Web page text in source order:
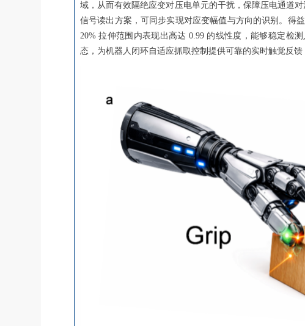
域，从而有效隔绝应变对压电单元的干扰，保障压电通道
信号读出方案，可同步实现对应变幅值与方向的识别。得
20% 拉伸范围内表现出高达 0.99 的线性度，能够稳定检
态，为机器人闭环自适应抓取控制提供可靠的实时触觉反馈